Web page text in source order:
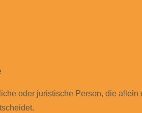
oder juristische Person, die